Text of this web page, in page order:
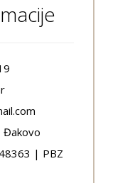
Đakovo
| PBZ